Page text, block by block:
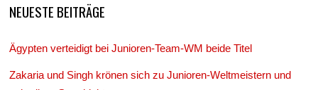
NEUESTE BEITRÄGE
Ägypten verteidigt bei Junioren-Team-WM beide Titel
Zakaria und Singh krönen sich zu Junioren-Weltmeistern und